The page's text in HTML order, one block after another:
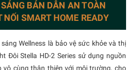
BÁN DẪN AN TOÀN
SMART HOME READY
Wellness là bảo vệ sức khỏe và thị
Đôi Stella HD-2 Series sử dụng nguồn
vô cùng thân thiện với môi trường, cho